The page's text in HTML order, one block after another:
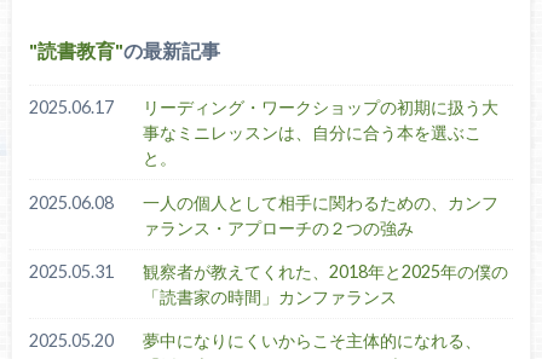
読書教育 の最新記事
2025.06.17
リーディング・ワークショップの初期に扱う大
事なミニレッスンは、自分に合う本を選ぶこ
と。
2025.06.08
一人の個人として相手に関わるための、カンフ
ァランス・アプローチの２つの強み
2025.05.31
観察者が教えてくれた、2018年と2025年の僕の
「読書家の時間」カンファランス
2025.05.20
夢中になりにくいからこそ主体的になれる、